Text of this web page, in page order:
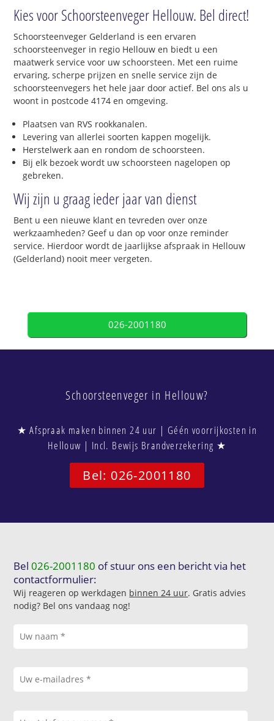
Kies voor Schoorsteenveger Hellouw. Bel direct!
Schoorsteenveger Gelderland is een ervaren
schoorsteenveger in regio Hellouw en biedt u een
maatwerk service voor uw schoorsteen. Met een ruime
ervaring, scherpe prijzen en snelle service zijn de
schoorsteenvegers het hele jaar door actief. Bel ons als u
woont in postcode 4174 en omgeving.
Plaatsen van RVS rookkanalen.
Levering van allerlei soorten kappen mogelijk.
Herstelwerk aan en rondom de schoorsteen.
Bij elk bezoek wordt uw schoorsteen nagelopen op
gebreken.
Wij zijn u graag ieder jaar van dienst
Bent u een nieuwe klant en tevreden over onze
werkzaamheden? Geef u dan op voor onze reminder
service. Hierdoor wordt de jaarlijkse afspraak in Hellouw
(Gelderland) nooit meer vergeten.
026-2001180
Schoorsteenveger in Hellouw?
★ Afspraak maken binnen 24 uur | Géén voorrijkosten in
Hellouw | Incl. Bewijs Brandverzekering ★
Bel: 026-2001180
Bel026-2001180 of stuur ons een bericht via het
contactformulier:
Wij reageren op werkdagen binnen 24 uur. Gratis advies
nodig? Bel ons vandaag nog!